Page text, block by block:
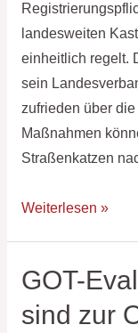
landesweiten
einheitlich regelt.
sein
zufrieden über
Maßnahmen
Straßenkatzen
Weiterlesen »
GOT-
sind zur
GOT-
Tierhaltende